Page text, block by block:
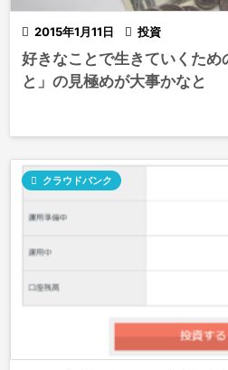
 2015年1月11日  投資
好きなことで生きていくため
と」の見極めが大事かなと
 クラウドバンク